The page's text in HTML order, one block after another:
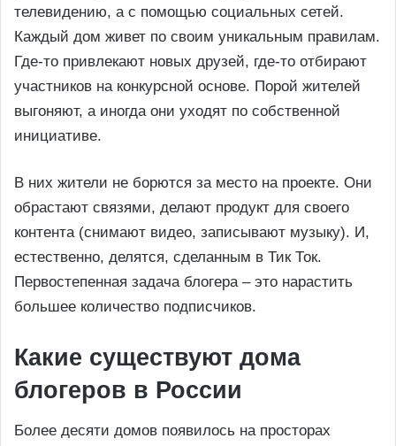
телевидению, а с помощью социальных сетей.
Каждый дом живет по своим уникальным правилам.
Где-то привлекают новых друзей, где-то отбирают
участников на конкурсной основе. Порой жителей
выгоняют, а иногда они уходят по собственной
инициативе.
В них жители не борются за место на проекте. Они
обрастают связями, делают продукт для своего
контента (снимают видео, записывают музыку). И,
естественно, делятся, сделанным в Тик Ток.
Первостепенная задача блогера – это нарастить
большее количество подписчиков.
Какие существуют дома
блогеров в России
Более десяти домов появилось на просторах